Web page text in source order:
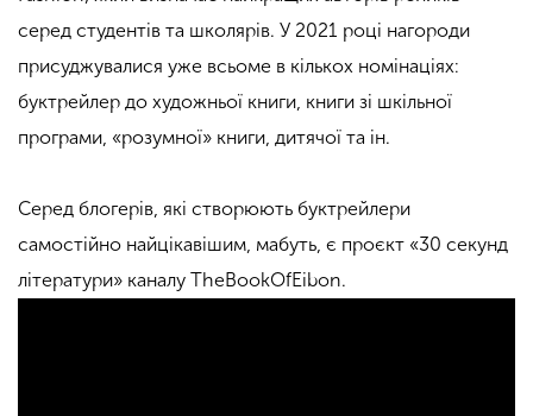
серед студентів та школярів. У 2021 році нагороди
присуджувалися уже всьоме в кількох номінаціях:
буктрейлер до художньої книги, книги зі шкільної
програми, «розумної» книги, дитячої та ін.
Серед блогерів, які створюють буктрейлери
самостійно найцікавішим, мабуть, є проєкт «30 секунд
літератури» каналу TheBookOfEibon.